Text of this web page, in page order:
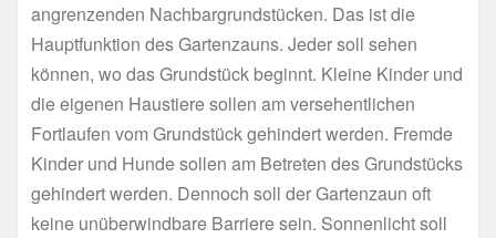
angrenzenden Nachbargrundstücken. Das ist die
Hauptfunktion des Gartenzauns. Jeder soll sehen
können, wo das Grundstück beginnt. Kleine Kinder und
die eigenen Haustiere sollen am versehentlichen
Fortlaufen vom Grundstück gehindert werden. Fremde
Kinder und Hunde sollen am Betreten des Grundstücks
gehindert werden. Dennoch soll der Gartenzaun oft
keine unüberwindbare Barriere sein. Sonnenlicht soll